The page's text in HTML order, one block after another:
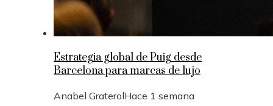
Estrategia global de Puig desde
Barcelona para marcas de lujo
Anabel GraterolHace 1 semana